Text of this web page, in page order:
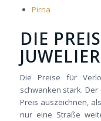
Pirna
DIE
Die Preise für
schwanken stark.
Preis auszeichnen,
nur eine Straße